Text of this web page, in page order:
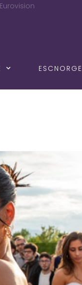
ESCNORGE